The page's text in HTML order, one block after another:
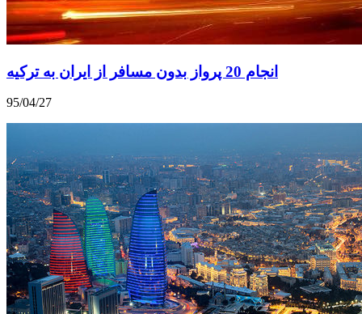
انجام 20 پرواز بدون مسافر از ایران به ترکیه
95/04/27